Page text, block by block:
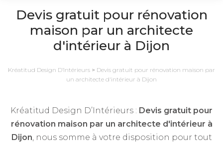
Devis gratuit pour rénovation
maison par un architecte
d'intérieur à Dijon
Kréatitud Design D’Intérieurs > Devis gratuit pour rénovation maison par
un architecte d'intérieur à Dijon
Kréatitud Design D’Intérieurs : Devis gratuit pour
rénovation maison par un architecte d'intérieur à
Dijon, nous somme à votre disposition pour tout